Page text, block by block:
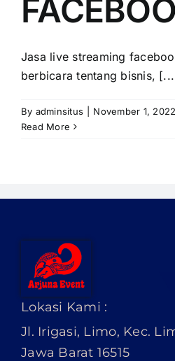
Jasa live streaming
berbicara tentang bisnis,
By adminsitus November 1, 2022
Read More
Lokasi Kami :
Jl. Irigasi, Limo, Kec.
Jawa Barat 16515